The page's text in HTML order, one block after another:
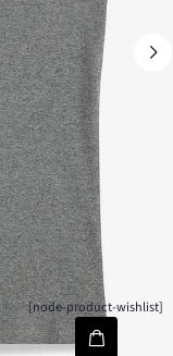
[node-product-wishlist]